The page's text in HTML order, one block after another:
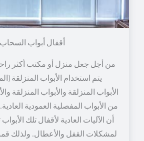
أقفال أبواب السحاب
من أجل جعل منزل أو مكتب أكثر راحة
يتم استخدام الأبواب المنزلقة
الأبواب المنزلقة والأبواب المنزلقة
من الأبواب المفصلية العمودية
أن الآليات العادية لأقفال تلك
لمشكلات القفل والأعطال. ولذلك